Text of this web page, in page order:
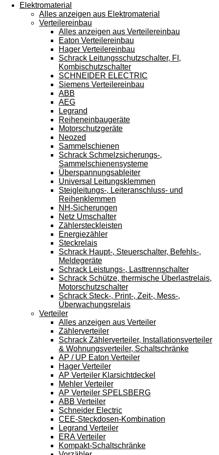
Elektromaterial
Alles anzeigen aus Elektromaterial
Verteilereinbau
Alles anzeigen aus Verteilereinbau
Eaton Verteilereinbau
Hager Verteilereinbau
Schrack Leitungsschutzschalter, FI,
Kombischutzschalter
SCHNEIDER ELECTRIC
Siemens Verteilereinbau
ABB
AEG
Legrand
Reiheneinbaugeräte
Motorschutzgeräte
Neozed
Sammelschienen
Schrack Schmelzsicherungs-,
Sammelschienensysteme
Überspannungsableiter
Universal Leitungsklemmen
Steigleitungs-, Leiteranschluss- und
Reihenklemmen
NH-Sicherungen
Netz Umschalter
Zählersteckleisten
Energiezähler
Steckrelais
Schrack Haupt-, Steuerschalter, Befehls-,
Meldegeräte
Schrack Leistungs-, Lasttrennschalter
Schrack Schütze, thermische Überlastrelais,
Motorschutzschalter
Schrack Steck-, Print-, Zeit-, Mess-,
Überwachungsrelais
Verteiler
Alles anzeigen aus Verteiler
Zählerverteiler
Schrack Zählerverteiler, Installationsverteiler
& Wohnungsverteiler, Schaltschränke
AP / UP Eaton Verteiler
Hager Verteiler
AP Verteiler Klarsichtdeckel
Mehler Verteiler
AP Verteiler SPELSBERG
ABB Verteiler
Schneider Electric
CEE-Steckdosen-Kombination
Legrand Verteiler
ERA Verteiler
Kompakt-Schaltschränke